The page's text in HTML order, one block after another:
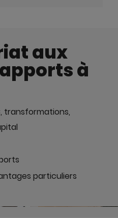
aux
à
transformations,
particuliers